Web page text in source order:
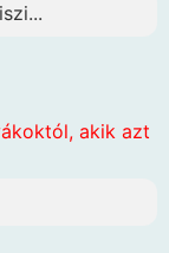
akik azt